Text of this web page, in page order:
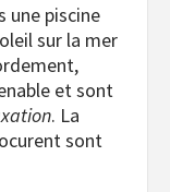
une piscine
sur la mer
et sont
. La
sont